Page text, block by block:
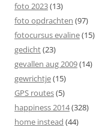
foto 2023(13)
foto opdrachten (97)
fotocursus evaline(15)
gedicht(23)
gevallen aug 2009(14)
gewrichtje(15)
GPS routes(5)
happiness 2014(328)
home instead (44)